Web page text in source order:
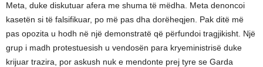
Meta, duke diskutuar afera me shuma të mëdha. Meta denoncoi
kasetën si të falsifikuar, po më pas dha dorëheqjen. Pak ditë më
pas opozita u hodh në një demonstratë që përfundoi tragjikisht. Një
grup i madh protestuesish u vendosën para kryeministrisë duke
krijuar trazira, por askush nuk e mendonte prej tyre se Garda